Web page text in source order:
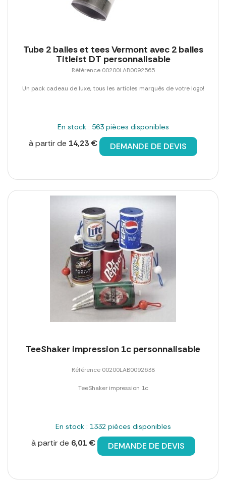
Tube 2 balles et tees Vermont avec 2 balles
Titleist DT personnalisable
Référence 00200LAB0092565
Un pack cadeau de luxe, tous les articles marqués de votre logo!
En stock : 563 pièces disponibles
à partir de 14,23 € DEMANDE DE DEVIS
TeeShaker impression 1c personnalisable
Référence 00200LAB0092638
TeeShaker impression 1c
En stock : 1332 pièces disponibles
à partir de 6,01 € DEMANDE DE DEVIS